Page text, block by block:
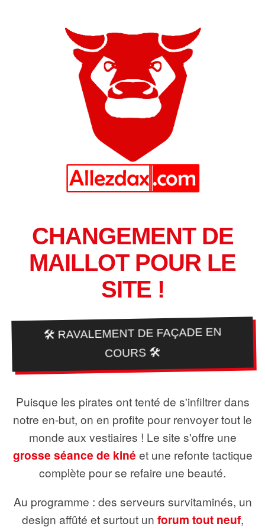
CHANGEMENT DE
MAILLOT POUR LE
SITE !
🛠️ RAVALEMENT DE FAÇADE EN
COURS 🛠️
Puisque les pirates ont tenté de s'infiltrer dans
notre en-but, on en profite pour renvoyer tout le
monde aux vestiaires ! Le site s'offre une
grosse séance de kiné et une refonte tactique
complète pour se refaire une beauté.
Au programme : des serveurs survitaminés, un
design affûté et surtout un forum tout neuf,